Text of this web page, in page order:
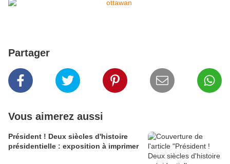
Partager
Vous aimerez aussi
Président ! Deux siècles d'histoire
présidentielle : exposition à imprimer